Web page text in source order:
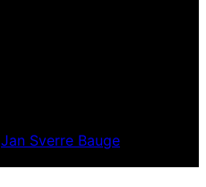
Jan Sverre Bauge